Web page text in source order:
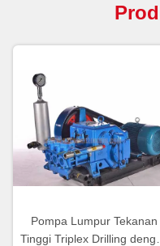
Pompa Lumpur Tekanan
Tinggi Triplex Drilling